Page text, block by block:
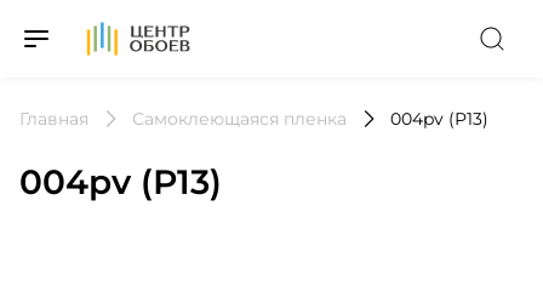
На Главную
Главная Самоклеющаяся пленка 004pv (Р13)
004pv (Р13)